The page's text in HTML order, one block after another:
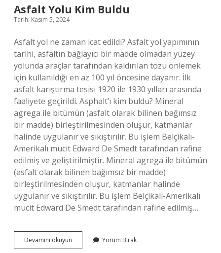
Asfalt Yolu Kim Buldu
Tarih: Kasım 5, 2024
Asfalt yol ne zaman icat edildi? Asfalt yol yapımının
tarihi, asfaltın bağlayıcı bir madde olmadan yüzey
yolunda araçlar tarafından kaldırılan tozu önlemek
için kullanıldığı en az 100 yıl öncesine dayanır. İlk
asfalt karıştırma tesisi 1920 ile 1930 yılları arasında
faaliyete geçirildi. Asphalt’ı kim buldu? Mineral
agrega ile bitümün (asfalt olarak bilinen bağımsız
bir madde) birleştirilmesinden oluşur, katmanlar
halinde uygulanır ve sıkıştırılır. Bu işlem Belçikalı-
Amerikalı mucit Edward De Smedt tarafından rafine
edilmiş ve geliştirilmiştir. Mineral agrega ile bitümün
(asfalt olarak bilinen bağımsız bir madde)
birleştirilmesinden oluşur, katmanlar halinde
uygulanır ve sıkıştırılır. Bu işlem Belçikalı-Amerikalı
mucit Edward De Smedt tarafından rafine edilmiş…
Devamını okuyun
Yolu
Yorum Bırak